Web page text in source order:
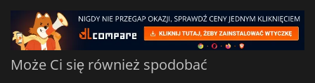
Może Ci się również spodobać